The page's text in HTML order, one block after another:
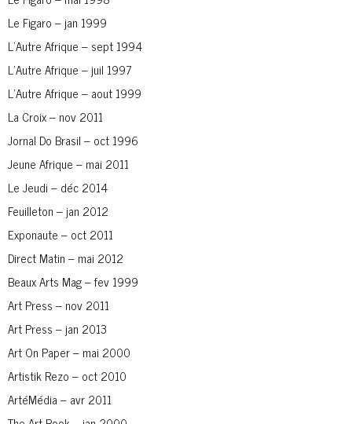
Le Figaro – jan 1999
L’Autre Afrique – sept 1994
L’Autre Afrique – juil 1997
L’Autre Afrique – aout 1999
La Croix – nov 2011
Jornal Do Brasil – oct 1996
Jeune Afrique – mai 2011
Le Jeudi – déc 2014
Feuilleton – jan 2012
Exponaute – oct 2011
Direct Matin – mai 2012
Beaux Arts Mag – fev 1999
Art Press – nov 2011
Art Press – jan 2013
Art On Paper – mai 2000
Artistik Rezo – oct 2010
ArtéMédia – avr 2011